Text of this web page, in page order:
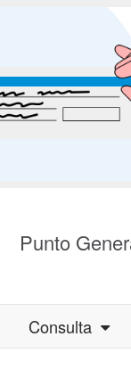
Punto
Consulta